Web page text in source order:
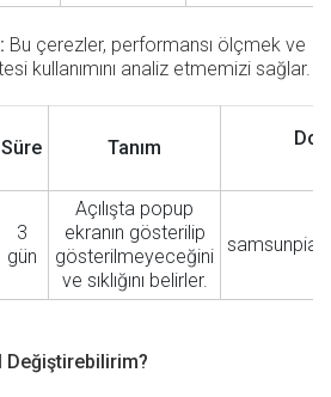
Bu çerezler, performansı ölçmek ve
kullanımını analiz etmemizi sağlar.
Süre Tanım
3
gün
Açılışta popup
ekranın gösterilip
gösterilmeyeceğini
ve sıklığını belirler.
Değiştirebilirim?